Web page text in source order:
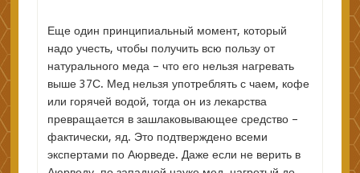
Еще один принципиальный момент, который
надо учесть, чтобы получить всю пользу от
натурального меда – что его нельзя нагревать
выше 37С. Мед нельзя употреблять с чаем, кофе
или горячей водой, тогда он из лекарства
превращается в зашлаковывающее средство –
фактически, яд. Это подтверждено всеми
экспертами по Аюрведе. Даже если не верить в